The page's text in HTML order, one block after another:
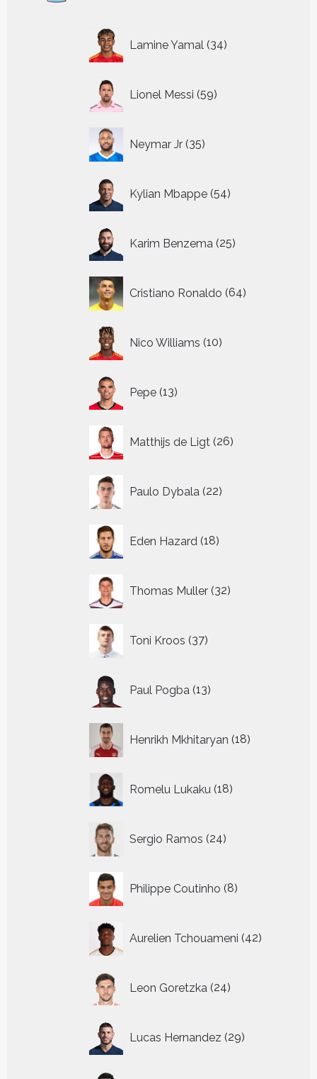
Lamine Yamal 34
producten
Lionel Messi 59
producten
Neymar Jr 35
producten
Kylian Mbappe 54
producten
Karim Benzema 25
producten
Cristiano Ronaldo 64
producten
Nico Williams 10
producten
Pepe 13
producten
Matthijs de Ligt 26
producten
Paulo Dybala 22
producten
Eden Hazard 18
producten
Thomas Muller 32
producten
Toni Kroos 37
producten
Paul Pogba 13
producten
Henrikh Mkhitaryan 18
producten
Romelu Lukaku 18
producten
Sergio Ramos 24
producten
Philippe Coutinho 8
producten
Aurelien Tchouameni 42
producten
Leon Goretzka 24
producten
Lucas Hernandez 29
producten